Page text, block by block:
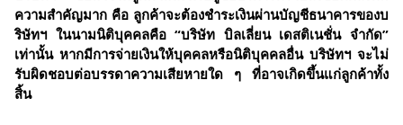
ความสำคัญมาก คือ ลูกค้าจะต้องชำระเงินผ่านบัญชีธนาคารของบ
ริษัทฯ ในนามนิติบุคคลคือ “บริษัท บิลเลี่ยน เดสติเนชั่น จำกัด”
เท่านั้น หากมีการจ่ายเงินให้บุคคลหรือนิติบุคคลอื่น บริษัทฯ จะไม่
รับผิดชอบต่อบรรดาความเสียหายใด ๆ ที่อาจเกิดขึ้นแก่ลูกค้าทั้ง
สิ้น